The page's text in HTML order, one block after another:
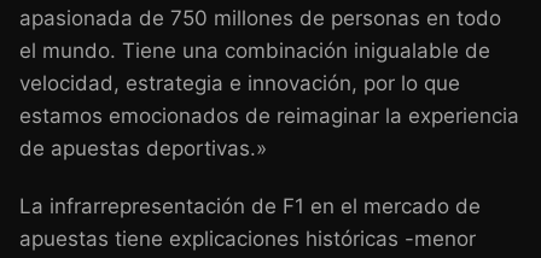
apasionada de 750 millones de personas en todo
el mundo. Tiene una combinación inigualable de
velocidad, estrategia e innovación, por lo que
estamos emocionados de reimaginar la experiencia
de apuestas deportivas.»
La infrarrepresentación de F1 en el mercado de
apuestas tiene explicaciones históricas -menor